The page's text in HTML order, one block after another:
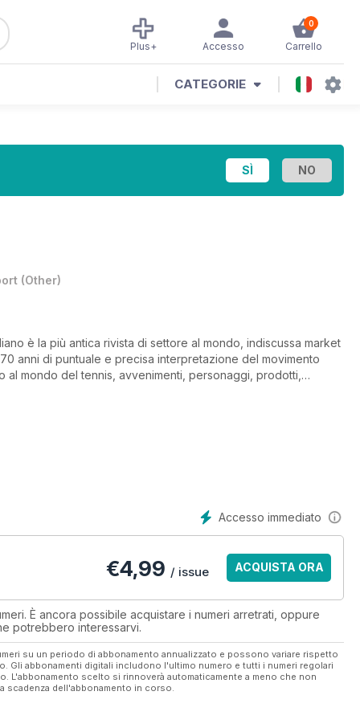
0
Carrello
Accesso
Plus+
CATEGORIE
(Other)
è la più antica rivista di settore al mondo, indiscussa market
anni di puntuale e precisa interpretazione del movimento
mondo del tennis, avvenimenti, personaggi, prodotti,
della rivista.
settori collaterali trova il fitness, il benessere e
completati sul campo (situato sul tetto della sede Edisport).
Accesso immediato
€4,99 / issue ACQUISTA ORA
È ancora possibile acquistare i numeri arretrati, oppure
potrebbero interessarvi.
su un periodo di abbonamento annualizzato e possono variare rispetto
abbonamenti digitali includono l'ultimo numero e tutti i numeri regolari
L'abbonamento scelto si rinnoverà automaticamente a meno che non
scadenza dell'abbonamento in corso.